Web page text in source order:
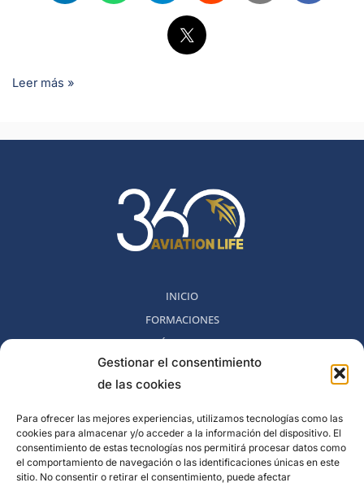
Gestionar el consentimiento
de las cookies
Para ofrecer las mejores experiencias, utilizamos tecnologías como las
cookies para almacenar y/o acceder a la información del dispositivo. El
consentimiento de estas tecnologías nos permitirá procesar datos como
el comportamiento de navegación o las identificaciones únicas en este
sitio. No consentir o retirar el consentimiento, puede afectar
Leer más »
INICIO
FORMACIONES
MÉTODO 360
COMUNIDAD
NOSOTROS
BLOG
CONTACTO
POLITICA DE DESESTIMIENTO